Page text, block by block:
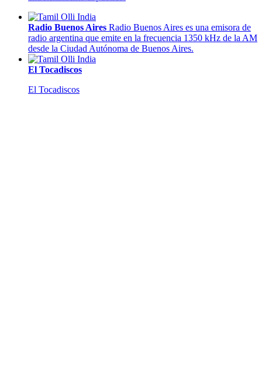
Radio Buenos Aires Radio Buenos Aires es una emisora de
radio argentina que emite en la frecuencia 1350 kHz de la AM
desde la Ciudad Autónoma de Buenos Aires.
El Tocadiscos
El Tocadiscos